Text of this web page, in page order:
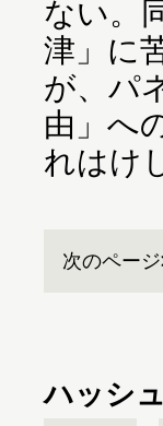
ない。
津」に
が、パ
由」へ
れはけ
次のページ
ハッシ